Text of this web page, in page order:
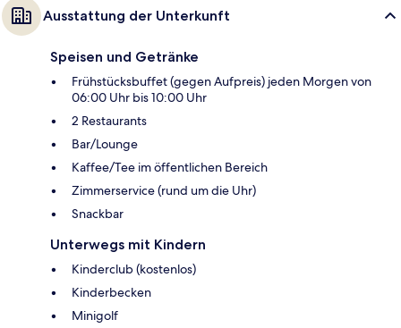
Ausstattung der Unterkunft
Speisen und Getränke
Frühstücksbuffet (gegen Aufpreis) jeden Morgen von
06:00 Uhr bis 10:00 Uhr
2 Restaurants
Bar/Lounge
Kaffee/Tee im öffentlichen Bereich
Zimmerservice (rund um die Uhr)
Snackbar
Unterwegs mit Kindern
Kinderclub (kostenlos)
Kinderbecken
Minigolf